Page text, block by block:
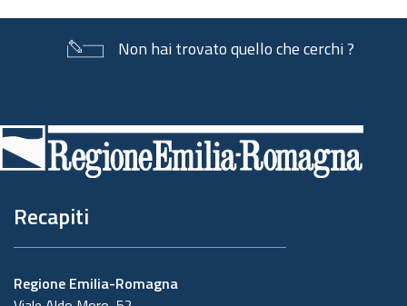
Non hai trovato quello che cerchi ?
di
pagina
Recapiti
Regione Emilia-Romagna